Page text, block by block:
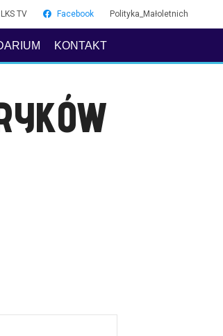
LKS TV Facebook Polityka_Małoletnich
KONTAKT